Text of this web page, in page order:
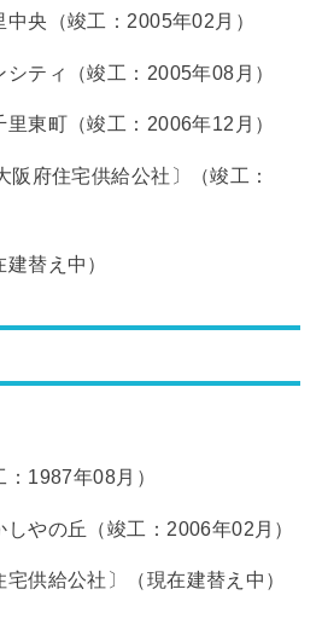
央（竣工：2005年02月）
ティ（竣工：2005年08月）
東町（竣工：2006年12月）
阪府住宅供給公社〕（竣工：
替え中）
1987年08月）
やの丘（竣工：2006年02月）
供給公社〕（現在建替え中）